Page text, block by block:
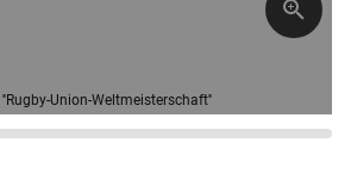
Union-Weltmeisterschaft''